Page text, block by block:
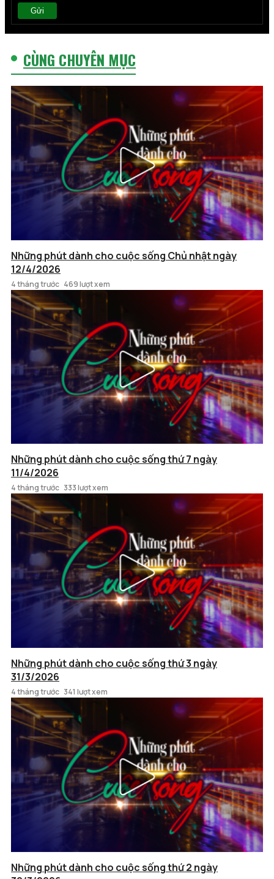
Gửi
CÙNG CHUYÊN MỤC
Những phút dành cho cuộc sống Chủ nhật ngày
12/4/2026
4 tháng trước 469 lượt xem
Những phút dành cho cuộc sống thứ 7 ngày
11/4/2026
4 tháng trước 333 lượt xem
Những phút dành cho cuộc sống thứ 3 ngày
31/3/2026
4 tháng trước 341 lượt xem
Những phút dành cho cuộc sống thứ 2 ngày